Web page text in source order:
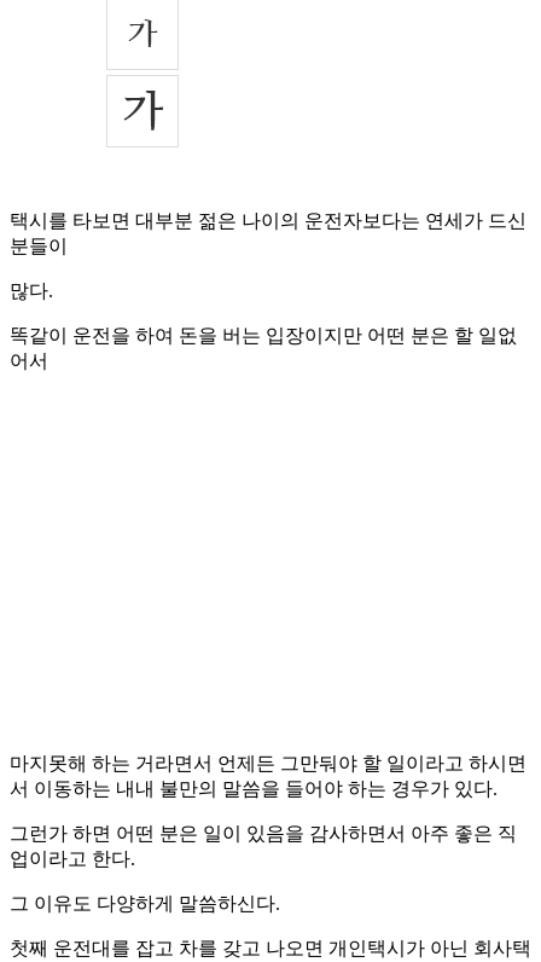
택시를 타보면 대부분 젊은 나이의 운전자보다는 연세가 드신
분들이
많다.
똑같이 운전을 하여 돈을 버는 입장이지만 어떤 분은 할 일없
어서
마지못해 하는 거라면서 언제든 그만둬야 할 일이라고 하시면
서 이동하는 내내 불만의 말씀을 들어야 하는 경우가 있다.
그런가 하면 어떤 분은 일이 있음을 감사하면서 아주 좋은 직
업이라고 한다.
그 이유도 다양하게 말씀하신다.
첫째 운전대를 잡고 차를 갖고 나오면 개인택시가 아닌 회사택